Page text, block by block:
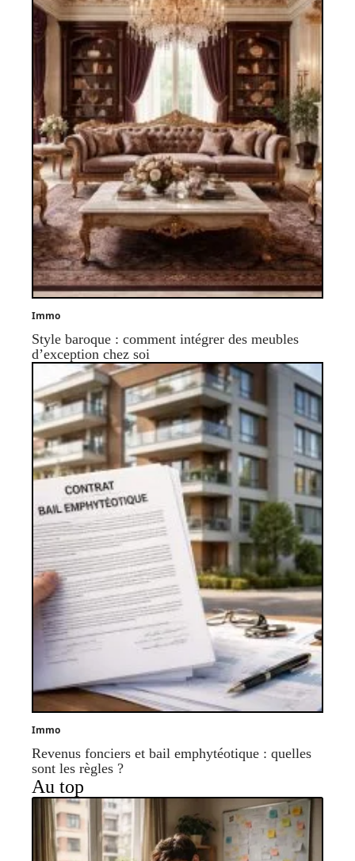
Immo
Style baroque : comment intégrer des meubles
d’exception chez soi
Immo
Revenus fonciers et bail emphytéotique : quelles
sont les règles ?
Au top